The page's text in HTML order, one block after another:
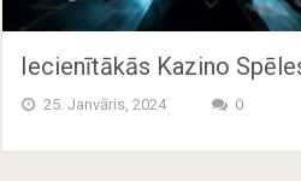
Iecienītākās Kazino
25. Janvāris, 2024 0